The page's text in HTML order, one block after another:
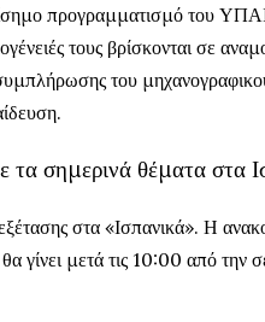
προγραμματισμό του
τους βρίσκονται σε
του
τα σημερινά θέματα στα
στα «Ισπανικά». Η
γίνει μετά τις 10:00 από την